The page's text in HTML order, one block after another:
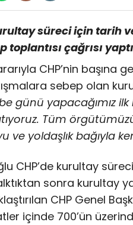
süreci için tarih
çağrısı
CHP’nin başına
sebep olan
günü yapacağımız
Tüm
ve yoldaşlık bağıyla
CHP’de kurultay
sonra kurultay
CHP Genel
içinde 700’ün